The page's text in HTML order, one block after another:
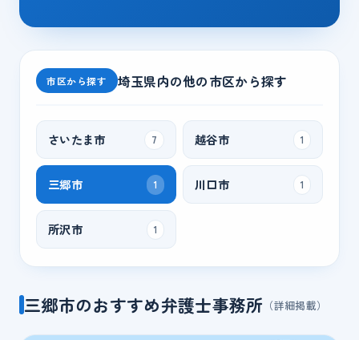
市区から探す 埼玉県内の他の市区から探す
さいたま市 7 越谷市 1
三郷市 1 川口市 1
所沢市 1
三郷市のおすすめ弁護士事務所 （詳細掲載）